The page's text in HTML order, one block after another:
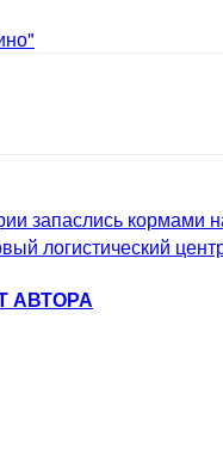
запаслись кормами
логистический
АВТОРА